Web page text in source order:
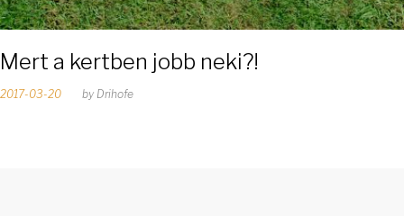
Mert a kertben jobb neki?!
2017-03-20 by Drihofe